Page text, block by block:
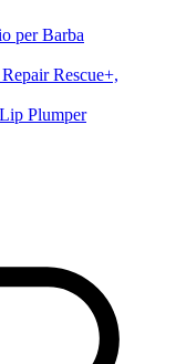
per Barba
Rescue+,
Plumper